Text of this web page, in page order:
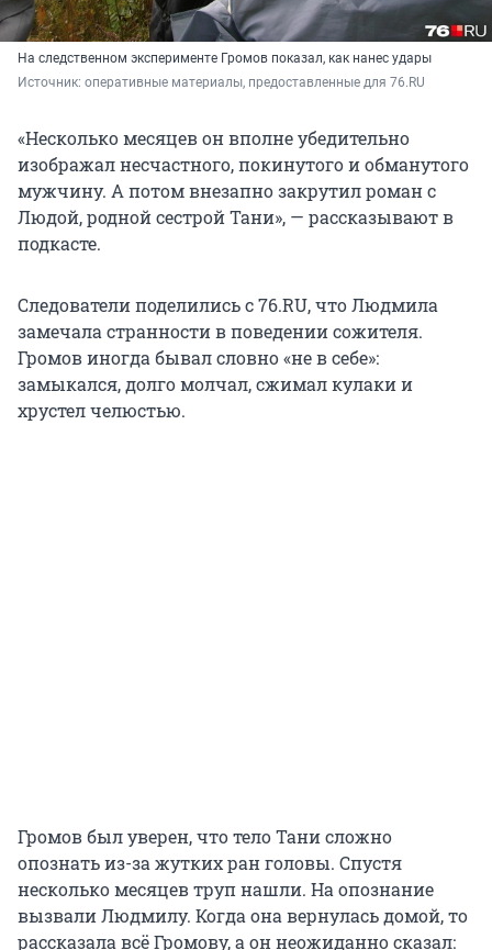
На следственном эксперименте Громов показал, как нанес удары
Источник: оперативные материалы, предоставленные для 76.RU
«Несколько месяцев он вполне убедительно
изображал несчастного, покинутого и обманутого
мужчину. А потом внезапно закрутил роман с
Людой, родной сестрой Тани», — рассказывают в
подкасте.
Следователи поделились с 76.RU, что Людмила
замечала странности в поведении сожителя.
Громов иногда бывал словно «не в себе»:
замыкался, долго молчал, сжимал кулаки и
хрустел челюстью.
Громов был уверен, что тело Тани сложно
опознать из-за жутких ран головы. Спустя
несколько месяцев труп нашли. На опознание
вызвали Людмилу. Когда она вернулась домой, то
рассказала всё Громову, а он неожиданно сказал: